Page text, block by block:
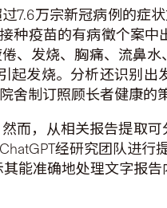
7.6万宗新冠病例的症
种疫苗的有病徵个案
、发烧、胸痛、流鼻
起发烧。分析还识别
舍制订照顾长者健康的策
而，从相关报告提取
经研究团队进
能准确地处理文字报告